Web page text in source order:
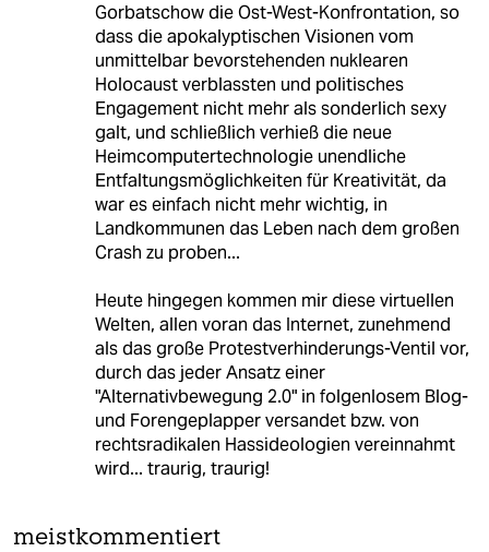
Gorbatschow die Ost-West-Konfrontation, so
dass die apokalyptischen Visionen vom
unmittelbar bevorstehenden nuklearen
Holocaust verblassten und politisches
Engagement nicht mehr als sonderlich sexy
galt, und schließlich verhieß die neue
Heimcomputertechnologie unendliche
Entfaltungsmöglichkeiten für Kreativität, da
war es einfach nicht mehr wichtig, in
Landkommunen das Leben nach dem großen
Crash zu proben...
Heute hingegen kommen mir diese virtuellen
Welten, allen voran das Internet, zunehmend
als das große Protestverhinderungs-Ventil vor,
durch das jeder Ansatz einer
"Alternativbewegung 2.0" in folgenlosem Blog-
und Forengeplapper versandet bzw. von
rechtsradikalen Hassideologien vereinnahmt
wird... traurig, traurig!
meistkommentiert